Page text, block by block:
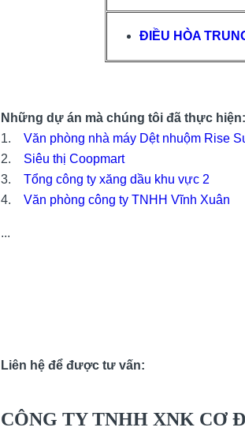
ĐIỀU HÒA
Những dự án mà chúng tôi đã thực hiện:
1.Văn phòng nhà máy Dệt nhuộm Rise
2. Siêu thị Coopmart
3.Tổng công ty xăng dầu khu vực 2
4.Văn phòng công ty TNHH Vĩnh Xuân
...
Liên hệ để được tư vấn:
CÔNG TY TNHH XNK CƠ